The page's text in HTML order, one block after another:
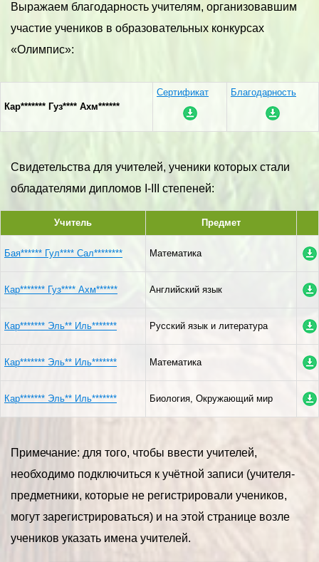
Выражаем благодарность учителям, организовавшим
участие учеников в образовательных конкурсах
«Олимпис»:
Кар******* Гуз**** Ахм******
Сертификат Благодарность
Свидетельства для учителей, ученики которых стали
обладателями дипломов I-III степеней:
Учитель Предмет
Бая****** Гул**** Сал******** Математика
Кар******* Гуз**** Ахм****** Английский язык
Кар******* Эль** Иль******* Русский язык и литература
Кар******* Эль** Иль******* Математика
Кар******* Эль** Иль******* Биология, Окружающий мир
Примечание: для того, чтобы ввести учителей,
необходимо подключиться к учётной записи (учителя-
предметники, которые не регистрировали учеников,
могут зарегистрироваться) и на этой странице возле
учеников указать имена учителей.